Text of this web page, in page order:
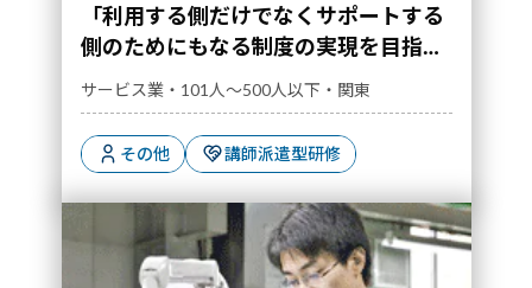
「利用する側だけでなくサポートする
側のためにもなる制度の実現を目指し
て」
サービス業・101人～500人以下・関東
その他 講師派遣型研修